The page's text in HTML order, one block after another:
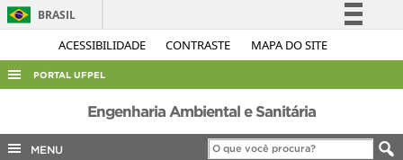
ACESSIBILIDADE CONTRASTE MAPA DO SITE
BRASIL
Simplifique!
Legislação
PORTAL UFPEL
ACESSO À INFORMAÇÃO
AUDITORIA
Engenharia Ambiental e Sanitária
MENU